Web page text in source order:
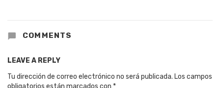
COMMENTS
LEAVE A REPLY
Tu dirección de correo electrónico no será publicada. Los campos